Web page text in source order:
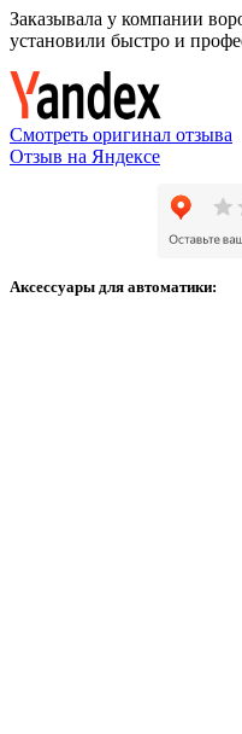
Заказывала у компании
установили быстро и
Смотреть оригинал отзыва
Отзыв на Яндексе
Аксессуары для автоматики: